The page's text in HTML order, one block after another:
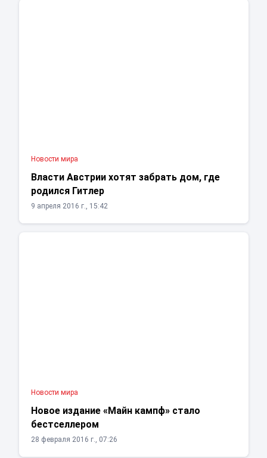
Новости мира
Власти Австрии хотят забрать дом, где
родился Гитлер
9 апреля 2016 г., 15:42
Новости мира
Новое издание «Майн кампф» стало
бестселлером
28 февраля 2016 г., 07:26